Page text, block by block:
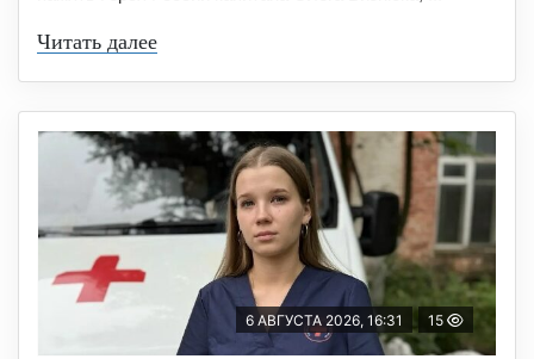
Читать далее
6 АВГУСТА 2026, 16:31 15